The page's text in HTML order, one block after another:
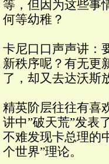
等，但因为这些事
何等幼稚？
卡尼口口声声讲：
新秩序呢？有无更
了，却又去达沃斯
精英阶层往往有喜
讲中”破天荒”发表
不难发现卡总理的
个世界”理论。